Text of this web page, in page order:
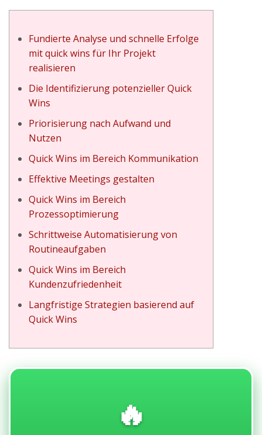
Fundierte Analyse und schnelle Erfolge
mit quick wins für Ihr Projekt
realisieren
Die Identifizierung potenzieller Quick
Wins
Priorisierung nach Aufwand und
Nutzen
Quick Wins im Bereich Kommunikation
Effektive Meetings gestalten
Quick Wins im Bereich
Prozessoptimierung
Schrittweise Automatisierung von
Routineaufgaben
Quick Wins im Bereich
Kundenzufriedenheit
Langfristige Strategien basierend auf
Quick Wins
🔥